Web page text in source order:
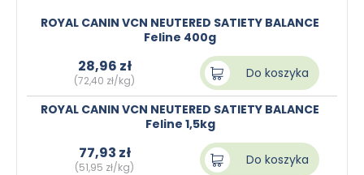
ROYAL CANIN VCN NEUTERED SATIETY BALANCE
Feline 400g
28,96 zł
(72,40 zł/kg) Do koszyka
ROYAL CANIN VCN NEUTERED SATIETY BALANCE
Feline 1,5kg
77,93 zł
(51,95 zł/kg) Do koszyka